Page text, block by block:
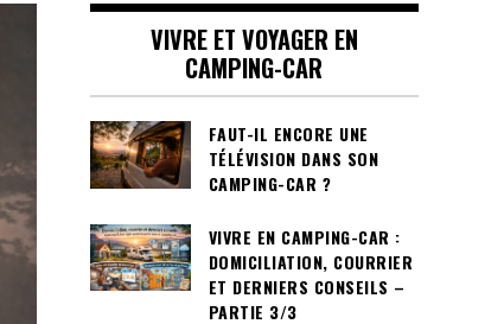
VIVRE ET VOYAGER EN
CAMPING-CAR
FAUT-IL ENCORE UNE
TÉLÉVISION DANS SON
CAMPING-CAR ?
VIVRE EN CAMPING-CAR :
DOMICILIATION, COURRIER
ET DERNIERS CONSEILS –
PARTIE 3/3